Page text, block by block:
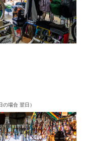
場合 翌日）